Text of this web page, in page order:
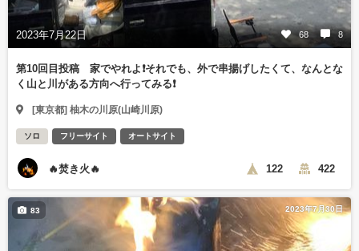
2023年7月22日 68 8
第10回目投稿 家でやれよ❗️それでも、外で串揚げしたくて、なんとな
く山と川がある方向へ行ってみる❗️
[東京都] 柚木の川原(山崎川原)
ソロ フリーサイト オートサイト
🔥焚き火🔥 122 422
2023年7月30日
83